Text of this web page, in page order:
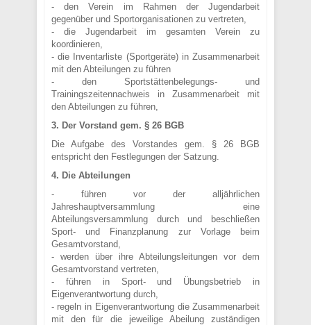
- den Verein im Rahmen der Jugendarbeit
gegenüber und Sportorganisationen zu vertreten,
- die Jugendarbeit im gesamten Verein zu
koordinieren,
- die Inventarliste (Sportgeräte) in Zusammenarbeit
mit den Abteilungen zu führen
- den Sportstättenbelegungs- und
Trainingszeitennachweis in Zusammenarbeit mit
den Abteilungen zu führen,
3. Der Vorstand gem. § 26 BGB
Die Aufgabe des Vorstandes gem. § 26 BGB
entspricht den Festlegungen der Satzung.
4. Die Abteilungen
- führen vor der alljährlichen
Jahreshauptversammlung eine
Abteilungsversammlung durch und beschließen
Sport- und Finanzplanung zur Vorlage beim
Gesamtvorstand,
- werden über ihre Abteilungsleitungen vor dem
Gesamtvorstand vertreten,
- führen in Sport- und Übungsbetrieb in
Eigenverantwortung durch,
- regeln in Eigenverantwortung die Zusammenarbeit
mit den für die jeweilige Abeilung zuständigen